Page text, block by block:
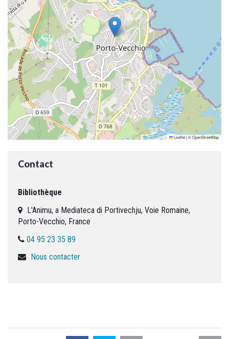
Leaflet|©OpenStreetMap
Contact
Bibliothèque
L'Animu, a Mediateca di Portivechju, Voie Romaine,
Porto-Vecchio, France
04 95 23 35 89
Nous contacter